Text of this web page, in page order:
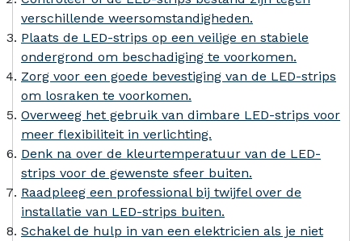
verschillende weersomstandigheden.
Plaats de LED-strips op een veilige en stabiele
ondergrond om beschadiging te voorkomen.
Zorg voor een goede bevestiging van de LED-strips
om losraken te voorkomen.
Overweeg het gebruik van dimbare LED-strips voor
meer flexibiliteit in verlichting.
Denk na over de kleurtemperatuur van de LED-
strips voor de gewenste sfeer buiten.
Raadpleeg een professional bij twijfel over de
installatie van LED-strips buiten.
Schakel de hulp in van een elektricien als je niet